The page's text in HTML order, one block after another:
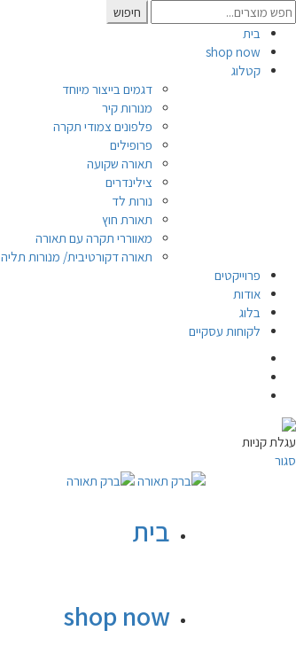
Search
for:
חיפוש
בית
shop now
קטלוג
דגמים בייצור מיוחד
מנורות קיר
פלפונים צמודי תקרה
פרופילים
תאורה שקועה
צילינדרים
נורות לד
תאורת חוץ
מאווררי תקרה עם תאורה
תאורה דקורטיבית/ מנורות תליה
פרוייקטים
אודות
בלוג
לקוחות עסקיים
עגלת קניות
סגור
בית
shop now